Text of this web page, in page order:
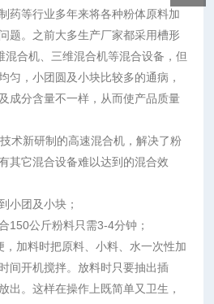
药等行业多年来将各种粉体原料加
题。之前大多生产厂家都采用槽形
混合机、三维混合机等混合设备，但
匀，小团圆及小块比较多的通病，
成分含量不一样，从而使产品质量
术新研制的高速混合机，解决了粉
其它混合设备难以达到的混合效
小团及小块；
150公斤粉料只需3-4分钟；
加料时把原料、小料、水一次性加
间开机搅拌。放料时只要抽出插
放出。这样在操作上既简单又卫生，